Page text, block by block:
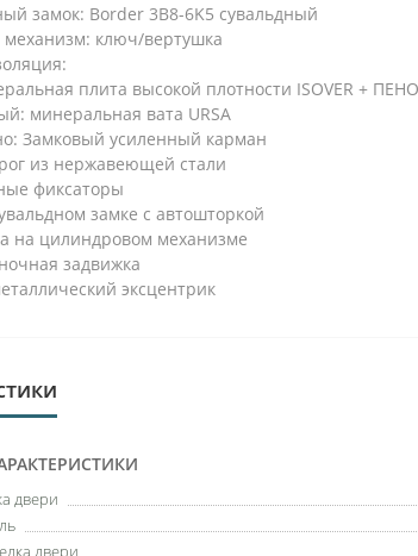
замок: Border 3B8-6K5 сувальдный
ключ/вертушка
плита высокой плотности ISOVER +
минеральная вата URSA
Замковый усиленный карман
из нержавеющей стали
фиксаторы
замке с автошторкой
на цилиндровом механизме
задвижка
эксцентрик
двери
двери